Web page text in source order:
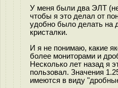
У меня были два ЭЛТ
чтобы я это делал от
удобно было делать на
кристалки.
И я не понимаю, какие
более мониторами и
Несколько лет назад я
пользовал. Значения
имеются в виду